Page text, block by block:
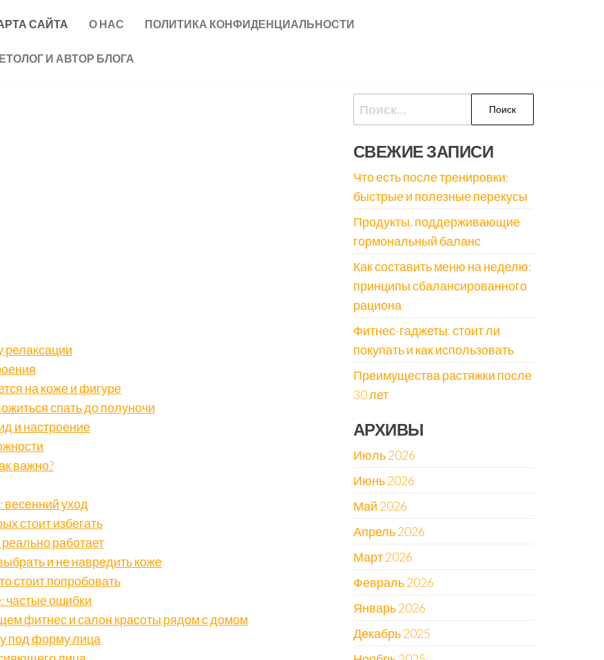
САЙТА О НАС ПОЛИТИКА КОНФИДЕНЦИАЛЬНОСТИ
И АВТОР БЛОГА
на коже и фигуре
спать до полуночи
и настроение
важно?
весенний уход
стоит избегать
работает
и не навредить коже
стоит попробовать
частые ошибки
фитнес и салон красоты рядом с домом
под форму лица
Найти:
СВЕЖИЕ ЗАПИСИ
Что есть после тренировки:
быстрые и полезные перекусы
Продукты, поддерживающие
гормональный баланс
Как составить меню на неделю:
принципы сбалансированного
рациона
Фитнес-гаджеты: стоит ли
покупать и как использовать
Преимущества растяжки после
30 лет
АРХИВЫ
Июль 2026
Июнь 2026
Май 2026
Апрель 2026
Март 2026
Февраль 2026
Январь 2026
Декабрь 2025